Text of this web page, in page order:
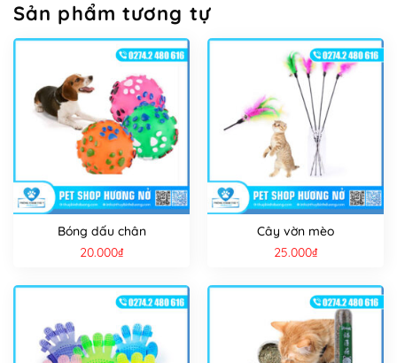
Sản phẩm tương tự
Bóng dấu chân
20.000₫
Cây vờn mèo
25.000₫